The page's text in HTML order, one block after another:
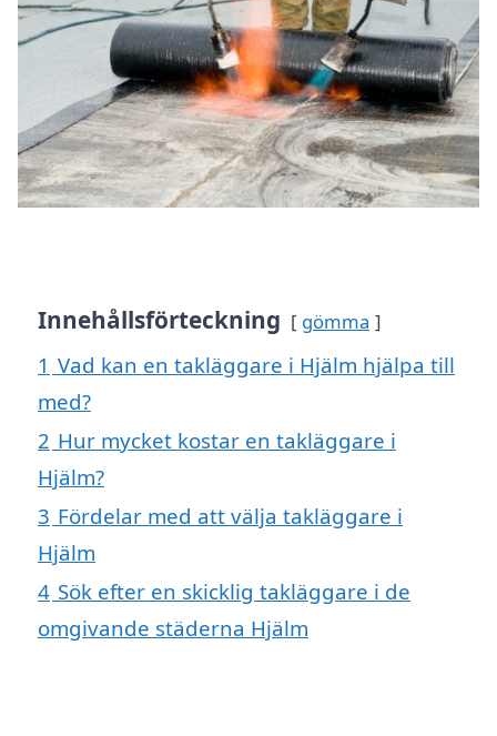
Innehållsförteckning gömma
1 Vad kan en takläggare i Hjälm hjälpa till
med?
2 Hur mycket kostar en takläggare i
Hjälm?
3 Fördelar med att välja takläggare i
Hjälm
4 Sök efter en skicklig takläggare i de
omgivande städerna Hjälm